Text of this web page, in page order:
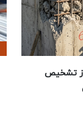
تشخیص